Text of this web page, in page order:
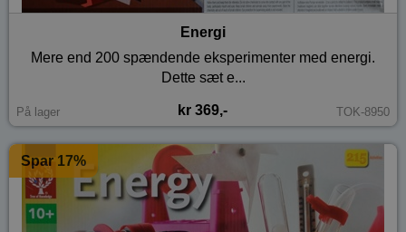
Energi
Mere end 200 spændende eksperimenter med energi.
Dette sæt e...
På lager kr 369,- TOK-8950
Spar 17%